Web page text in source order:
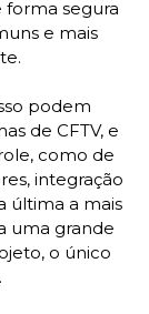
forma segura
e mais
podem
de CFTV, e
como de
integração
última a mais
uma grande
o único